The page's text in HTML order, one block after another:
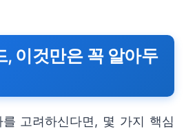
, 이것만은 꼭 알아두
고려하신다면, 몇 가지 핵심